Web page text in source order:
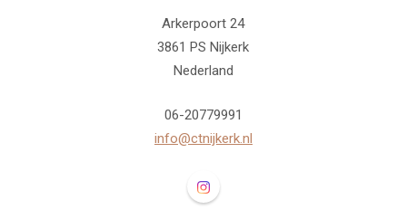
Arkerpoort 24
3861 PS Nijkerk
Nederland
06-20779991
info@ctnijkerk.nl